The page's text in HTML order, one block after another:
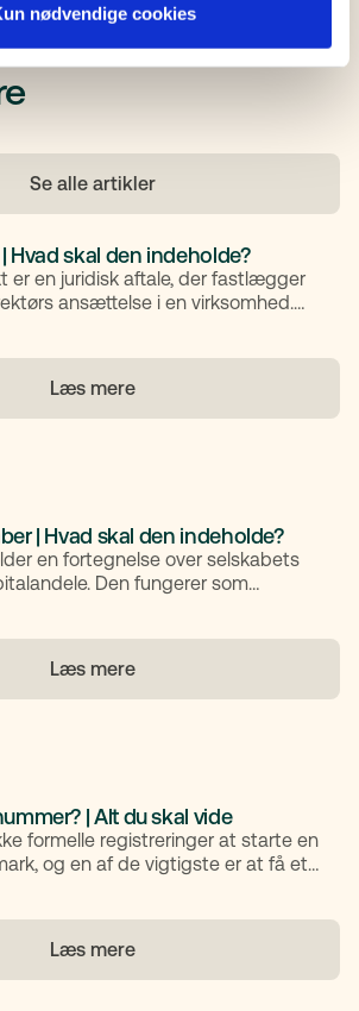
nødvendige cookies
Se alle artikler
Hvad skal den indeholde?
er en juridisk aftale, der fastlægger
ansættelse i en virksomhed.
eventuelle klausuler. I denne guide
en direktørkontrakt er, hvorfor den
Læs mere
| Hvad skal den indeholde?
en fortegnelse over selskabets
Den fungerer som
Læs mere
| Alt du skal vide
formelle registreringer at starte en
og en af de vigtigste er at få et
oplysninger du kan finde i CVR-
Læs mere